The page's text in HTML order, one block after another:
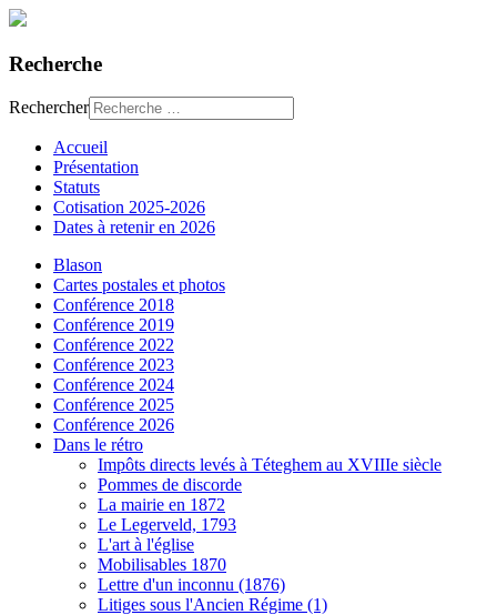
Recherche
Rechercher
Accueil
Présentation
Statuts
Cotisation 2025-2026
Dates à retenir en 2026
Blason
Cartes postales et photos
Conférence 2018
Conférence 2019
Conférence 2022
Conférence 2023
Conférence 2024
Conférence 2025
Conférence 2026
Dans le rétro
Impôts directs levés à Téteghem au XVIIIe siècle
Pommes de discorde
La mairie en 1872
Le Legerveld, 1793
L'art à l'église
Mobilisables 1870
Lettre d'un inconnu (1876)
Litiges sous l'Ancien Régime (1)